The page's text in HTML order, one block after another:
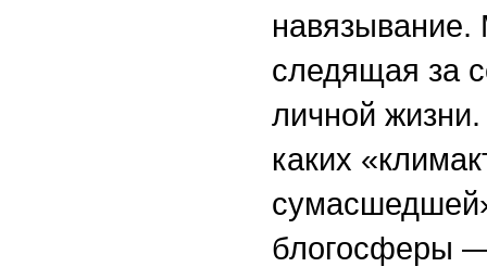
следящая за
личной
каких
блогосферы